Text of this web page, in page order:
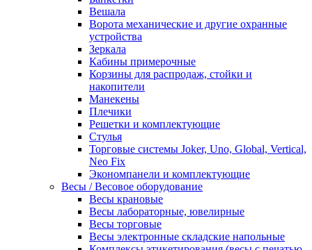
Вешала
Ворота механические и другие охранные
устройства
Зеркала
Кабины примерочные
Корзины для распродаж, стойки и
накопители
Манекены
Плечики
Решетки и комплектующие
Стулья
Торговые системы Joker, Uno, Global, Vertical,
Neo Fix
Экономпанели и комплектующие
Весы / Весовое оборудование
Весы крановые
Весы лабораторные, ювелирные
Весы торговые
Весы электронные складские напольные